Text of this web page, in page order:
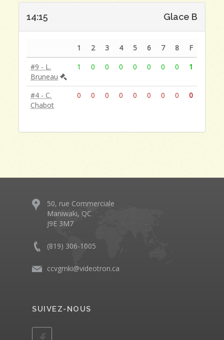
14:15 Glace B
1 2 3 4 5 6 7 8
F
#9 - L.
Bruneau
1 0 0 0 0 0 0 0 1
#4 - C.
Chabot
0 0 0 0 0 0 0 0 0
50, rue Commerciale
Maniwaki, QC
J9E 3M7
(819) 306-1005
ccvgmki@videotron.ca
SUIVEZ-NOUS